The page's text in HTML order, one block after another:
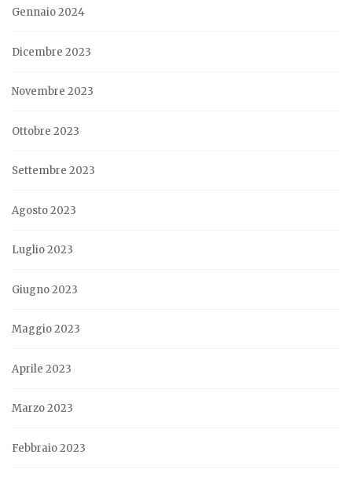
Gennaio 2024
Dicembre 2023
Novembre 2023
Ottobre 2023
Settembre 2023
Agosto 2023
Luglio 2023
Giugno 2023
Maggio 2023
Aprile 2023
Marzo 2023
Febbraio 2023